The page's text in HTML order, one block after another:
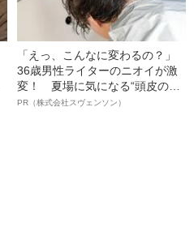
「えっ、こんなに変わるの？」
36歳男性ライターのニオイが激
変！ 夏場に気になる“頭皮のニ
オイ”や“ベタつき”を解消す
PR（株式会社スヴェンソン）